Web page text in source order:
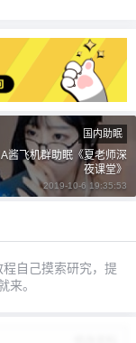
10 元
自定义
付费内容
国内助眠
酱飞机群助眠《夏老师深
夜课堂》
2019-10-6 19:35:53
自己摸索研究，提
来。
6位以上